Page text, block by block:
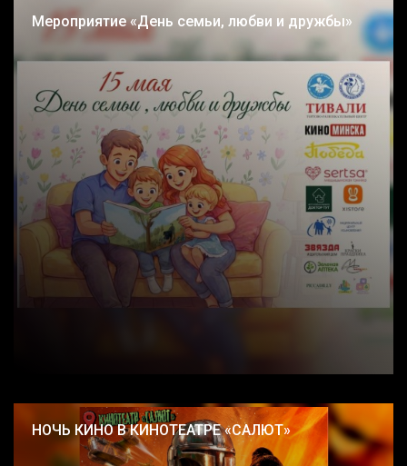
Мероприятие «День семьи, любви и дружбы»
НОЧЬ КИНО В КИНОТЕАТРЕ «САЛЮТ»